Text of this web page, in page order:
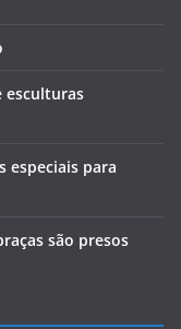
esculturas
especiais para
são presos